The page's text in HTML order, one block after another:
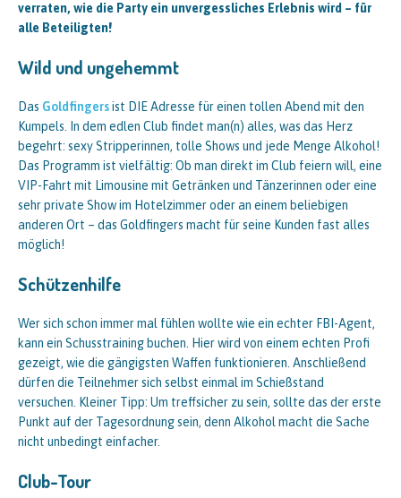
verraten, wie die Party ein unvergessliches Erlebnis wird – für
alle Beteiligten!
Wild und ungehemmt
Das Goldfingersist DIE Adresse für einen tollen Abend mit den
Kumpels. In dem edlen Club findet man(n) alles, was das Herz
begehrt: sexy Stripperinnen, tolle Shows und jede Menge Alkohol!
Das Programm ist vielfältig: Ob man direkt im Club feiern will, eine
VIP-Fahrt mit Limousine mit Getränken und Tänzerinnen oder eine
sehr private Show im Hotelzimmer oder an einem beliebigen
anderen Ort – das Goldfingers macht für seine Kunden fast alles
möglich!
Schützenhilfe
Wer sich schon immer mal fühlen wollte wie ein echter FBI-Agent,
kann ein Schusstraining buchen. Hier wird von einem echten Profi
gezeigt, wie die gängigsten Waffen funktionieren. Anschließend
dürfen die Teilnehmer sich selbst einmal im Schießstand
versuchen. Kleiner Tipp: Um treffsicher zu sein, sollte das der erste
Punkt auf der Tagesordnung sein, denn Alkohol macht die Sache
nicht unbedingt einfacher.
Club-Tour